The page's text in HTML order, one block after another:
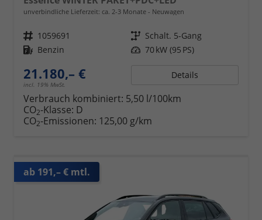
unverbindliche Lieferzeit: ca. 2-3 Monate Neuwagen
Fahrzeugnr. 1059691 Getriebe Schalt. 5-Gang
Kraftstoff Benzin Leistung 70 kW (95 PS)
21.180,– €
incl. 19% MwSt.
Details
Verbrauch kombiniert: 5,50 l/100km
CO2-Klasse: D
CO2-Emissionen: 125,00 g/km
ab 191,– € mtl.